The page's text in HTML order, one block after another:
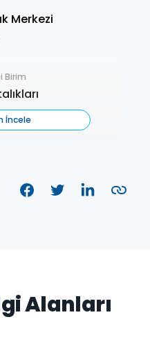
Merkezi
Birim
İncele
Alanları